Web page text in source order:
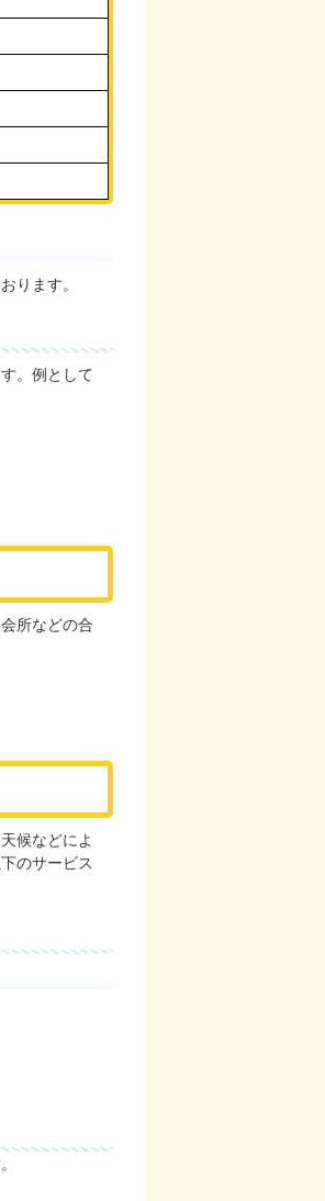
ります。
。例として
所などの合
候などによ
のサービス